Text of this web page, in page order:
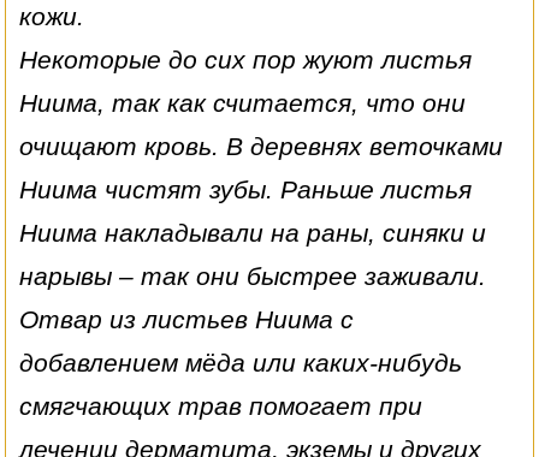
кожи.
Некоторые до сих пор жуют листья
Ниима, так как считается, что они
очищают кровь. В деревнях веточками
Ниима чистят зубы. Раньше листья
Ниима накладывали на раны, синяки и
нарывы – так они быстрее заживали.
Отвар из листьев Ниима с
добавлением мёда или каких-нибудь
смягчающих трав помогает при
лечении дерматита, экземы и других